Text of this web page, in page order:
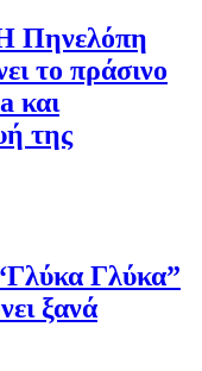
Πηνελόπη
το πράσινο
και
της
Γλύκα”
ξανά